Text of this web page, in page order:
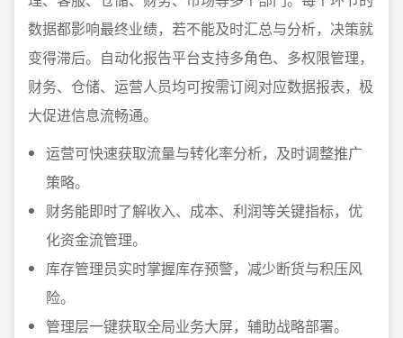
数据都影响最终业绩，若不能及时汇总与分析，决策就
变得滞后。自动化报告平台支持多角色、多权限管理，
财务、仓储、运营人员均可按需订阅对应数据报表，极
大促进信息流畅通。
运营可快速获取流量与转化率分析，及时调整推广
策略。
财务能即时了解收入、成本、利润等关键指标，优
化资金流管理。
库存管理员实时掌握库存预警，减少断货与积压风
险。
管理层一键获取全局业务大屏，辅助战略部署。